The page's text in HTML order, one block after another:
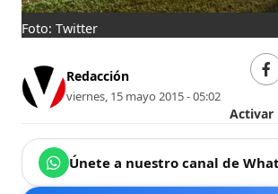
Foto: Twitter
Redacción
viernes, 15 mayo 2015 - 05:02
Activar
Únete a nuestro canal de